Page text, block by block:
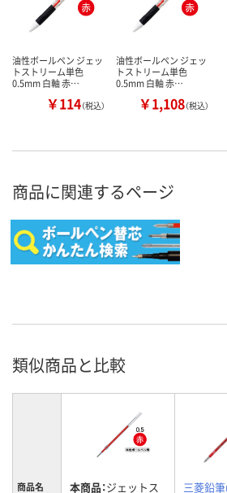
油性ボールペン ジェッ
トストリーム単色
0.5mm 白軸 赤…
￥114（税込）
油性ボールペン ジェッ
トストリーム単色
0.5mm 白軸 赤…
￥1,108（税込）
商品に関連するページ
類似商品と比較
商品名 本商品：ジェットス 三菱鉛